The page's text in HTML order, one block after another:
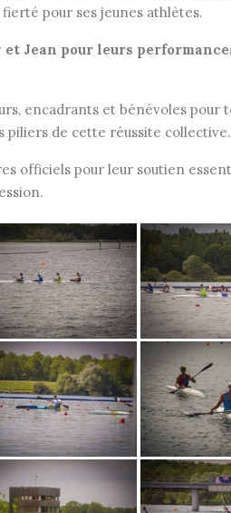
pour ses jeunes athlètes.
et Jean pour leurs
encadrants et bénévoles pour
piliers de cette réussite collective.
officiels pour leur soutien